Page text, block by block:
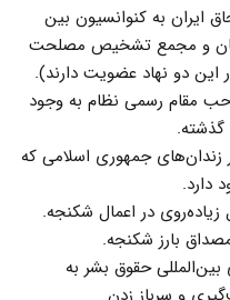
ایران به کنوانسیون بین
و مجمع تشخیص مصلحت
این دو نهاد عضویت دارند).
مقام رسمی نظام به وجود
زندان‌های جمهوری اسلامی که
دارد.
حقوق بشر به